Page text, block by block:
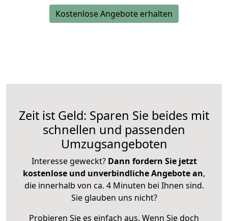
Kostenlose Angebote erhalten
Zeit ist Geld: Sparen Sie beides mit
schnellen und passenden
Umzugsangeboten
Interesse geweckt? Dann fordern Sie jetzt
kostenlose und unverbindliche Angebote an,
die innerhalb von ca. 4 Minuten bei Ihnen sind.
Sie glauben uns nicht?
Probieren Sie es einfach aus. Wenn Sie doch